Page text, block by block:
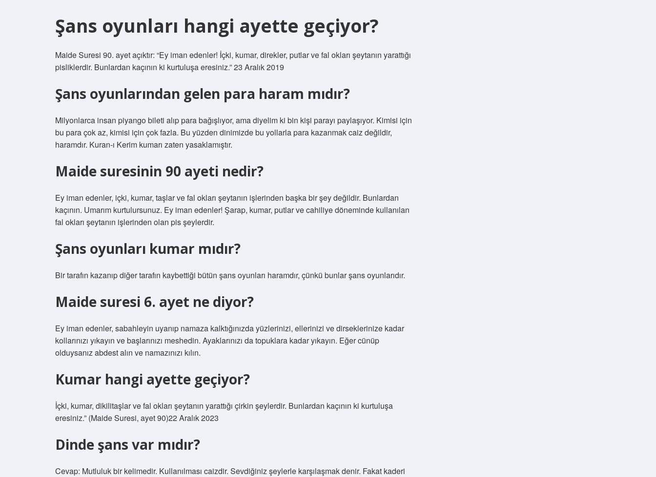
Şans oyunları hangi ayette geçiyor?
Maide Suresi 90. ayet açıktır: “Ey iman edenler! İçki, kumar, direkler, putlar ve fal okları şeytanın yarattığı
pisliklerdir. Bunlardan kaçının ki kurtuluşa eresiniz.” 23 Aralık 2019
Şans oyunlarından gelen para haram mıdır?
Milyonlarca insan piyango bileti alıp para bağışlıyor, ama diyelim ki bin kişi parayı paylaşıyor. Kimisi için
bu para çok az, kimisi için çok fazla. Bu yüzden dinimizde bu yollarla para kazanmak caiz değildir,
haramdır. Kuran-ı Kerim kumarı zaten yasaklamıştır.
Maide suresinin 90 ayeti nedir?
Ey iman edenler, içki, kumar, taşlar ve fal okları şeytanın işlerinden başka bir şey değildir. Bunlardan
kaçının. Umarım kurtulursunuz. Ey iman edenler! Şarap, kumar, putlar ve cahiliye döneminde kullanılan
fal okları şeytanın işlerinden olan pis şeylerdir.
Şans oyunları kumar mıdır?
Bir tarafın kazanıp diğer tarafın kaybettiği bütün şans oyunları haramdır, çünkü bunlar şans oyunlarıdır.
Maide suresi 6. ayet ne diyor?
Ey iman edenler, sabahleyin uyanıp namaza kalktığınızda yüzlerinizi, ellerinizi ve dirseklerinize kadar
kollarınızı yıkayın ve başlarınızı meshedin. Ayaklarınızı da topuklara kadar yıkayın. Eğer cünüp
olduysanız abdest alın ve namazınızı kılın.
Kumar hangi ayette geçiyor?
İçki, kumar, dikilitaşlar ve fal okları şeytanın yarattığı çirkin şeylerdir. Bunlardan kaçının ki kurtuluşa
eresiniz.” (Maide Suresi, ayet 90)22 Aralık 2023
Dinde şans var mıdır?
Cevap: Mutluluk bir kelimedir. Kullanılması caizdir. Sevdiğiniz şeylerle karşılaşmak denir. Fakat kaderi